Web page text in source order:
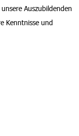
Auszubildenden
Kenntnisse und